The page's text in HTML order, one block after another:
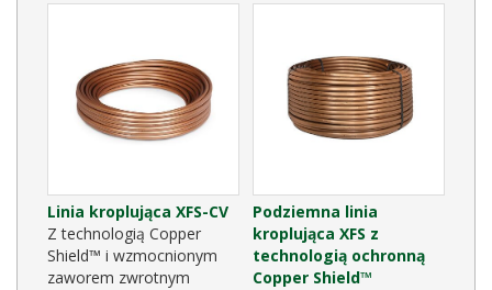
Linia kroplująca XFS-CV
Z technologią Copper
Shield™ i wzmocnionym
zaworem zwrotnym
Podziemna linia
kroplująca XFS z
technologią ochronną
Copper Shield™